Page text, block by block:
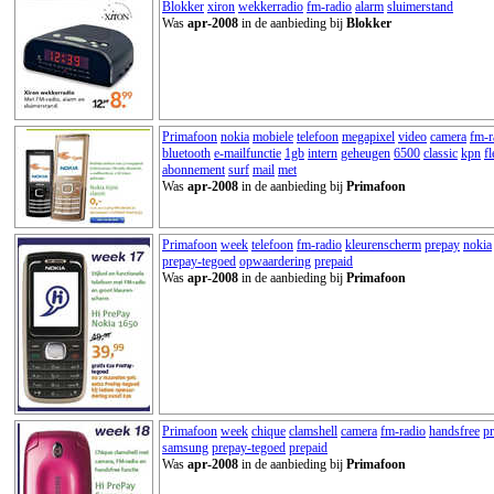
Blokker xiron wekkerradio fm-radio alarm sluimerstand
Was apr-2008 in de aanbieding bij Blokker
Primafoon nokia mobiele telefoon megapixel video camera fm-
bluetooth e-mailfunctie 1gb intern geheugen 6500 classic kpn
abonnement surf mail met
Was apr-2008 in de aanbieding bij Primafoon
Primafoon week telefoon fm-radio kleurenscherm prepay nokia
prepay-tegoed opwaardering prepaid
Was apr-2008 in de aanbieding bij Primafoon
Primafoon week chique clamshell camera fm-radio handsfree
samsung prepay-tegoed prepaid
Was apr-2008 in de aanbieding bij Primafoon